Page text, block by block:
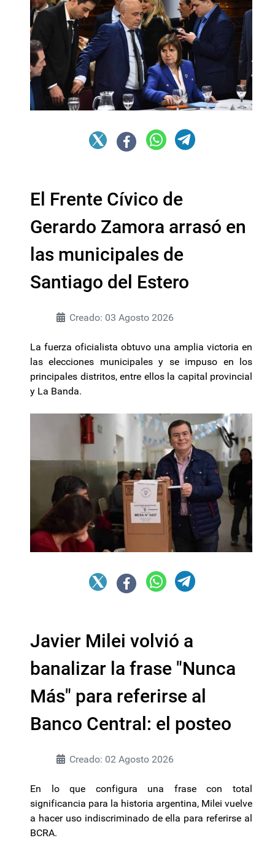
El Frente Cívico de
Gerardo Zamora arrasó en
las municipales de
Santiago del Estero
Creado: 03 Agosto 2026
La fuerza oficialista obtuvo una amplia victoria en
las elecciones municipales y se impuso en los
principales distritos, entre ellos la capital provincial
y La Banda.
Javier Milei volvió a
banalizar la frase "Nunca
Más" para referirse al
Banco Central: el posteo
Creado: 02 Agosto 2026
En lo que configura una frase con total
significancia para la historia argentina, Milei vuelve
a hacer uso indiscriminado de ella para referirse al
BCRA.